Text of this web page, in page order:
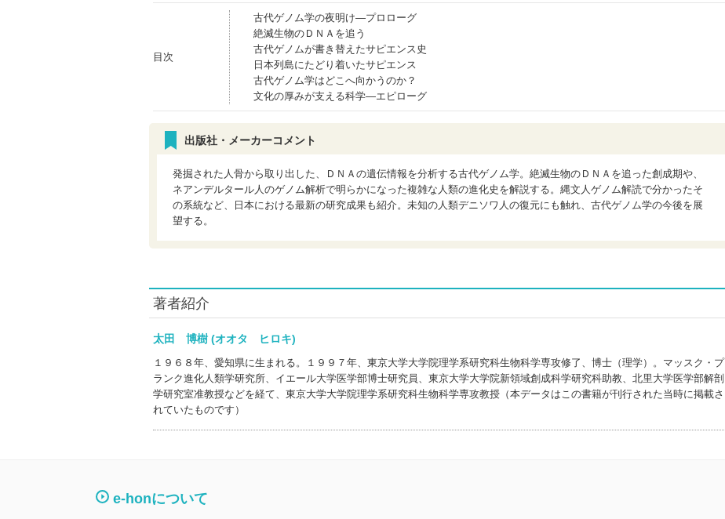
目次
古代ゲノム学の夜明け―プロローグ
絶滅生物のＤＮＡを追う
古代ゲノムが書き替えたサピエンス史
日本列島にたどり着いたサピエンス
古代ゲノム学はどこへ向かうのか？
文化の厚みが支える科学―エピローグ
出版社・メーカーコメント
発掘された人骨から取り出した、ＤＮＡの遺伝情報を分析する古代ゲノム学。絶滅生物のＤＮＡを追った創成期や、
ネアンデルタール人のゲノム解析で明らかになった複雑な人類の進化史を解説する。縄文人ゲノム解読で分かったそ
の系統など、日本における最新の研究成果も紹介。未知の人類デニソワ人の復元にも触れ、古代ゲノム学の今後を展
望する。
著者紹介
太田 博樹 (オオタ ヒロキ)
１９６８年、愛知県に生まれる。１９９７年、東京大学大学院理学系研究科生物科学専攻修了、博士（理学）。マッスク・プ
ランク進化人類学研究所、イエール大学医学部博士研究員、東京大学大学院新領域創成科学研究科助教、北里大学医学部解剖
学研究室准教授などを経て、東京大学大学院理学系研究科生物科学専攻教授（本データはこの書籍が刊行された当時に掲載さ
れていたものです）
e-honについて